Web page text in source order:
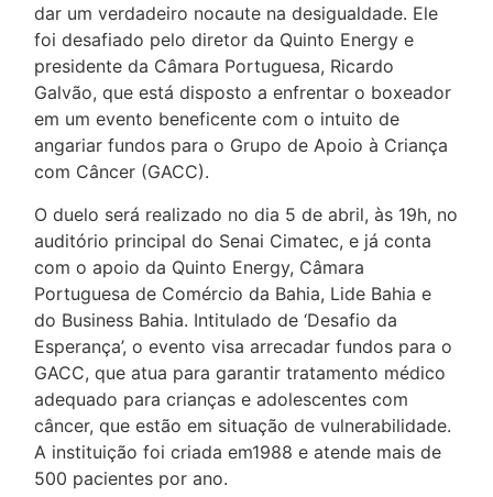
dar um verdadeiro nocaute na desigualdade. Ele
foi desafiado pelo diretor da Quinto Energy e
presidente da Câmara Portuguesa, Ricardo
Galvão, que está disposto a enfrentar o boxeador
em um evento beneficente com o intuito de
angariar fundos para o Grupo de Apoio à Criança
com Câncer (GACC).
O duelo será realizado no dia 5 de abril, às 19h, no
auditório principal do Senai Cimatec, e já conta
com o apoio da Quinto Energy, Câmara
Portuguesa de Comércio da Bahia, Lide Bahia e
do Business Bahia. Intitulado de ‘Desafio da
Esperança’, o evento visa arrecadar fundos para o
GACC, que atua para garantir tratamento médico
adequado para crianças e adolescentes com
câncer, que estão em situação de vulnerabilidade.
A instituição foi criada em1988 e atende mais de
500 pacientes por ano.